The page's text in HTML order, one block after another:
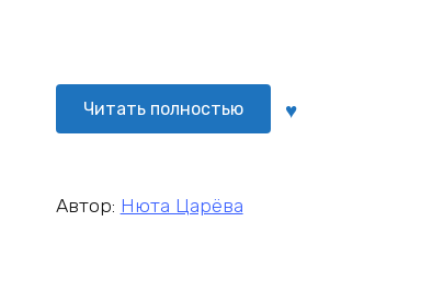
Читать полностью
Автор: Нюта Царёва